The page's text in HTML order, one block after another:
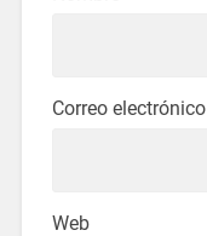
Correo electrónico
Web